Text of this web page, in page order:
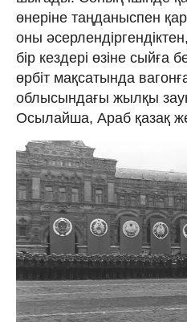
өнеріне таңданыспен
оны
бір кездері өзіне сыйға
өрбіт мақсатында
облысындағы жылқы
Осылайша, Араб қазақ